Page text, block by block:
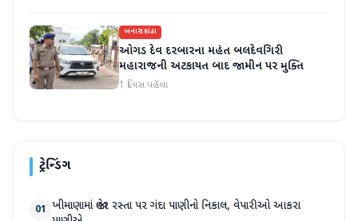
બનાસકાંઠા
ઓગડ દેવ દરબારના મહંત બલદેવગિરી
મહારાજની અટકાયત બાદ જામીન પર મુક્તિ
1 દિવસ પહેલા
ટ્રેન્ડિંગ
01 ખીમાણામાં જાહેર રસ્તા પર ગંદા પાણીનો નિકાલ, વેપારીઓ આકરા